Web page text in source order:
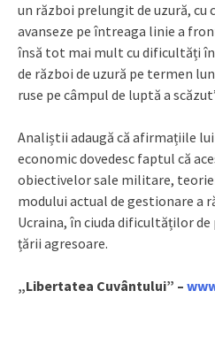
un război prelungit de uzură, cu
avanseze pe întreaga linie a
însă tot mai mult cu dificultăți
de război de uzură pe termen
ruse pe câmpul de luptă a
Analiștii adaugă că afirmațiile
economic dovedesc faptul că
obiectivelor sale militare,
modului actual de gestionare a
Ucraina, în ciuda dificultăților
țării agresoare.
„Libertatea Cuvântului” –